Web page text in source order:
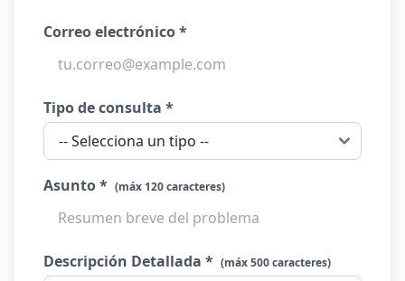
Correo electrónico *
Tipo de consulta *
Asunto * (máx 120 caracteres)
Descripción Detallada * (máx 500 caracteres)